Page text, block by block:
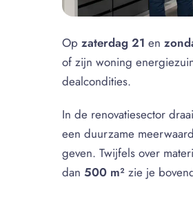
Op zaterdag 21 en
of zijn woning
dealcondities.
In de renovatiesector
een duurzame
geven. Twijfels over
dan 500 m² zie je